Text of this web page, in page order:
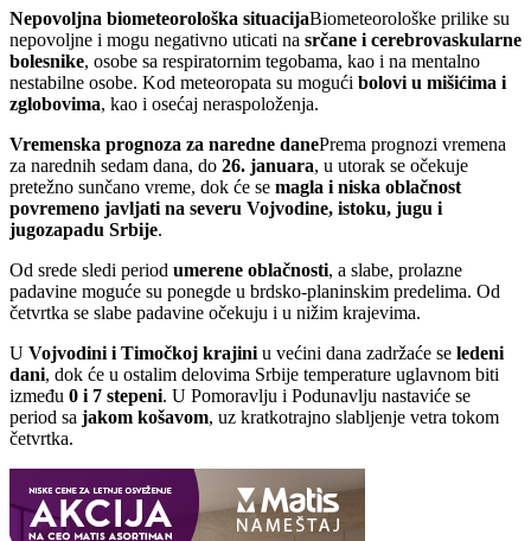
Nepovoljna biometeorološka situacijaBiometeorološke prilike su
nepovoljne i mogu negativno uticati na srčane i cerebrovaskularne
bolesnike, osobe sa respiratornim tegobama, kao i na mentalno
nestabilne osobe. Kod meteoropata su mogući bolovi u mišićima i
zglobovima, kao i osećaj neraspoloženja.
Vremenska prognoza za naredne danePrema prognozi vremena
za narednih sedam dana, do 26. januara, u utorak se očekuje
pretežno sunčano vreme, dok će se magla i niska oblačnost
povremeno javljati na severu Vojvodine, istoku, jugu i
jugozapadu Srbije.
Od srede sledi period umerene oblačnosti, a slabe, prolazne
padavine moguće su ponegde u brdsko-planinskim predelima. Od
četvrtka se slabe padavine očekuju i u nižim krajevima.
U Vojvodini i Timočkoj krajini u većini dana zadržaće se ledeni
dani, dok će u ostalim delovima Srbije temperature uglavnom biti
između 0 i 7 stepeni. U Pomoravlju i Podunavlju nastaviće se
period sa jakom košavom, uz kratkotrajno slabljenje vetra tokom
četvrtka.